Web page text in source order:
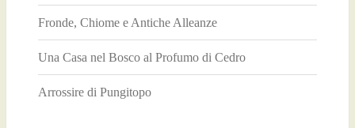
Fronde, Chiome e Antiche Alleanze
Una Casa nel Bosco al Profumo di Cedro
Arrossire di Pungitopo